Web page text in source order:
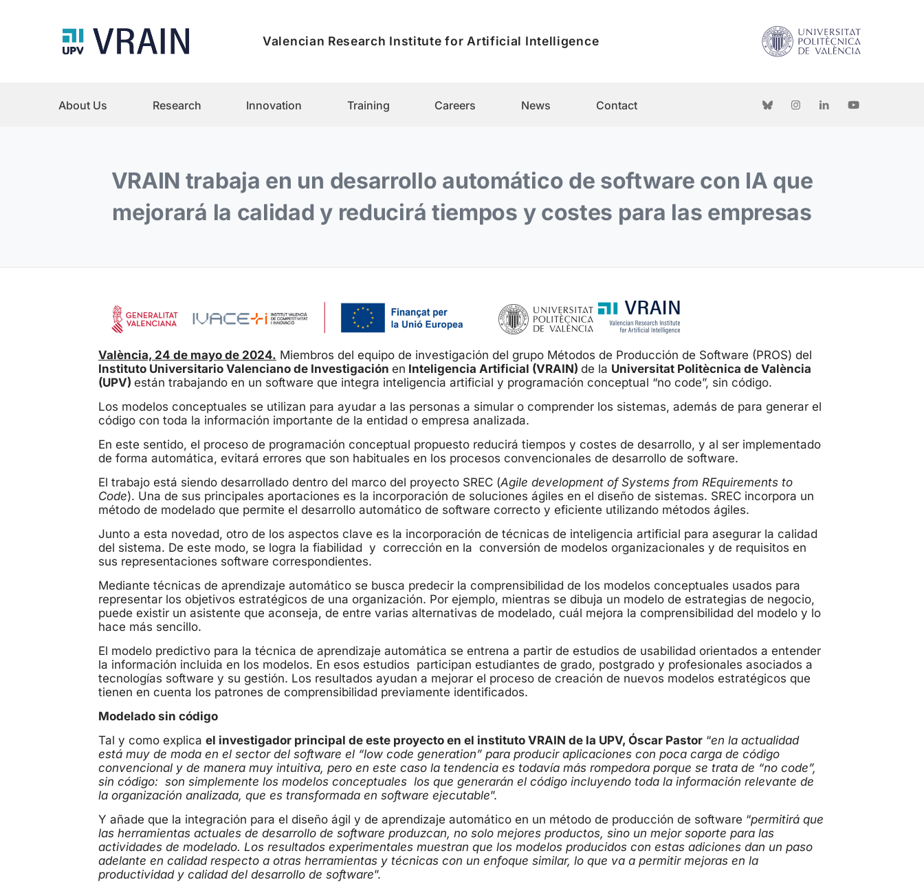
Valencian Research Institute for Artificial Intelligence
About Us Research Innovation Training Careers News Contact
VRAIN trabaja en un desarrollo automático de software con IA que
mejorará la calidad y reducirá tiempos y costes para las empresas
València, 24 de mayo de 2024. Miembros del equipo de investigación del grupo Métodos de Producción de Software (PROS) del
Instituto Universitario Valenciano de Investigación en Inteligencia Artificial (VRAIN) de la Universitat Politècnica de València
(UPV) están trabajando en un software que integra inteligencia artificial y programación conceptual “no code”, sin código.
Los modelos conceptuales se utilizan para ayudar a las personas a simular o comprender los sistemas, además de para generar el
código con toda la información importante de la entidad o empresa analizada.
En este sentido, el proceso de programación conceptual propuesto reducirá tiempos y costes de desarrollo, y al ser implementado
de forma automática, evitará errores que son habituales en los procesos convencionales de desarrollo de software.
El trabajo está siendo desarrollado dentro del marco del proyecto SREC (Agile development of Systems from REquirements to
Code). Una de sus principales aportaciones es la incorporación de soluciones ágiles en el diseño de sistemas. SREC incorpora un
método de modelado que permite el desarrollo automático de software correcto y eficiente utilizando métodos ágiles.
Junto a esta novedad, otro de los aspectos clave es la incorporación de técnicas de inteligencia artificial para asegurar la calidad
del sistema. De este modo, se logra la fiabilidad y corrección en la conversión de modelos organizacionales y de requisitos en
sus representaciones software correspondientes.
Mediante técnicas de aprendizaje automático se busca predecir la comprensibilidad de los modelos conceptuales usados para
representar los objetivos estratégicos de una organización. Por ejemplo, mientras se dibuja un modelo de estrategias de negocio,
puede existir un asistente que aconseja, de entre varias alternativas de modelado, cuál mejora la comprensibilidad del modelo y lo
hace más sencillo.
El modelo predictivo para la técnica de aprendizaje automática se entrena a partir de estudios de usabilidad orientados a entender
la información incluida en los modelos. En esos estudios participan estudiantes de grado, postgrado y profesionales asociados a
tecnologías software y su gestión. Los resultados ayudan a mejorar el proceso de creación de nuevos modelos estratégicos que
tienen en cuenta los patrones de comprensibilidad previamente identificados.
Modelado sin código
Tal y como explica el investigador principal de este proyecto en el instituto VRAIN de la UPV, Óscar Pastor“en la actualidad
está muy de moda en el sector del software el “low code generation” para producir aplicaciones con poca carga de código
convencional y de manera muy intuitiva, pero en este caso la tendencia es todavía más rompedora porque se trata de “no code”,
sin código: son simplemente los modelos conceptuales los que generarán el código incluyendo toda la información relevante de
la organización analizada, que es transformada en software ejecutable”.
Y añade que la integración para el diseño ágil y de aprendizaje automático en un método de producción de software “permitirá que
las herramientas actuales de desarrollo de software produzcan, no solo mejores productos, sino un mejor soporte para las
actividades de modelado. Los resultados experimentales muestran que los modelos producidos con estas adiciones dan un paso
adelante en calidad respecto a otras herramientas y técnicas con un enfoque similar, lo que va a permitir mejoras en la
productividad y calidad del desarrollo de software”.